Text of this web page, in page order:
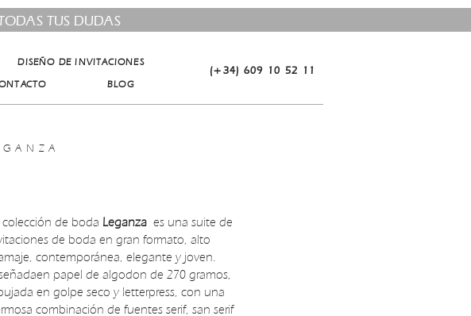
TUS DUDAS
DISEÑO DE INVITACIONES
BLOG
(+34) 609 10 52 11
colección de boda Leganza es una suite de
de boda en gran formato, alto
contemporánea, elegante y joven.
papel de algodon de 270 gramos,
en golpe seco y letterpress, con una
combinación de fuentes serif, san serif